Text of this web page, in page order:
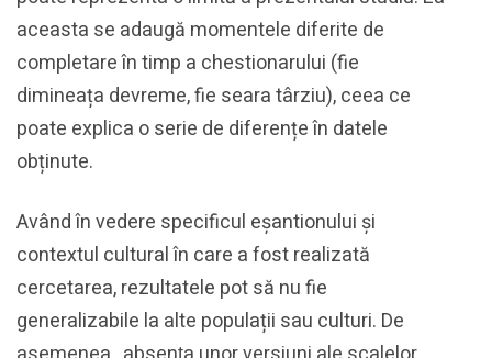
aceasta se adaugă momentele diferite de
completare în timp a chestionarului (fie
dimineața devreme, fie seara târziu), ceea ce
poate explica o serie de diferențe în datele
obținute.
Având în vedere specificul eșantionului și
contextul cultural în care a fost realizată
cercetarea, rezultatele pot să nu fie
generalizabile la alte populații sau culturi. De